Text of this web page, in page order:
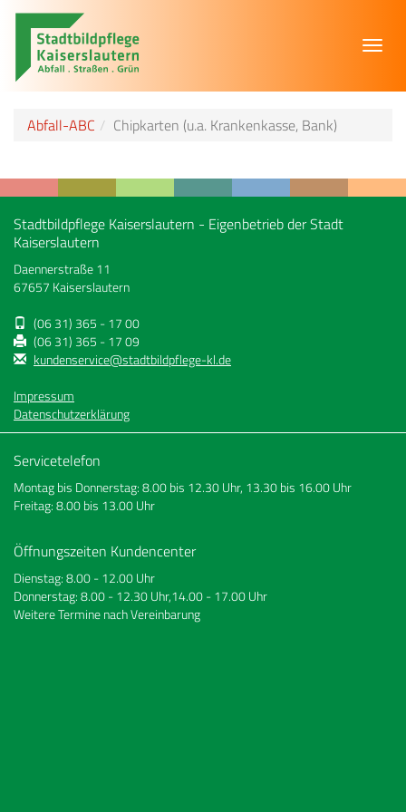
Abfall-ABC Chipkarten (u.a. Krankenkasse, Bank)
Stadtbildpflege Kaiserslautern - Eigenbetrieb der Stadt
Kaiserslautern
Daennerstraße 11
67657 Kaiserslautern
(06 31) 365 - 17 00
(06 31) 365 - 17 09
kundenservice@stadtbildpflege-kl.de
Impressum
Datenschutzerklärung
Servicetelefon
Montag bis Donnerstag: 8.00 bis 12.30 Uhr, 13.30 bis 16.00 Uhr
Freitag: 8.00 bis 13.00 Uhr
Öffnungszeiten Kundencenter
Dienstag: 8.00 - 12.00 Uhr
Donnerstag: 8.00 - 12.30 Uhr,14.00 - 17.00 Uhr
Weitere Termine nach Vereinbarung